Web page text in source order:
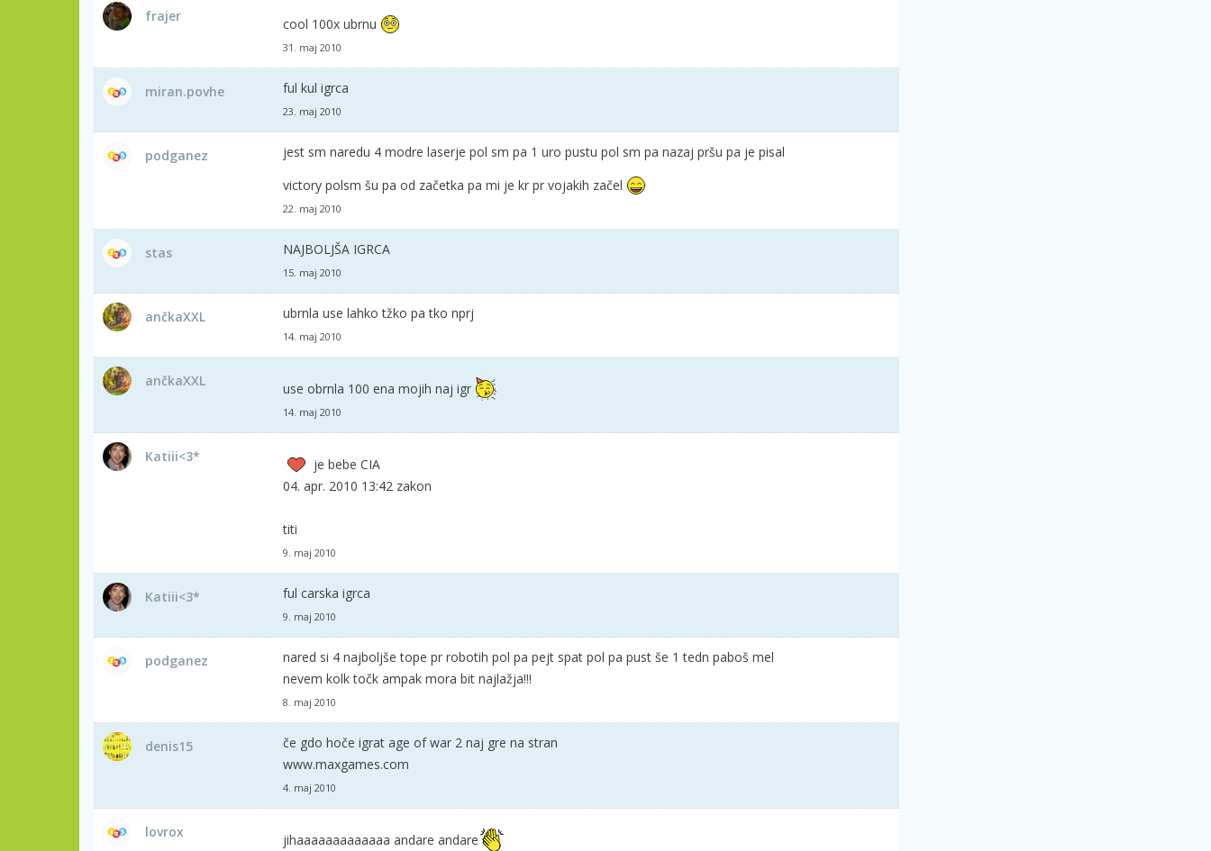
frajer cool 100x ubrnu
31. maj 2010
miran.povhe ful kul igrca
23. maj 2010
podganez
jest sm naredu 4 modre laserje pol sm pa 1 uro pustu pol sm pa nazaj pršu pa je pisal
victory polsm šu pa od začetka pa mi je kr pr vojakih začel
22. maj 2010
stas NAJBOLJŠA IGRCA
15. maj 2010
ančkaXXL ubrnla use lahko tžko pa tko nprj
14. maj 2010
ančkaXXL use obrnla 100 ena mojih naj igr
14. maj 2010
Katiii<3*
je bebe CIA
04. apr. 2010 13:42 zakon
titi
9. maj 2010
Katiii<3* ful carska igrca
9. maj 2010
podganez
nared si 4 najboljše tope pr robotih pol pa pejt spat pol pa pust še 1 tedn paboš mel
nevem kolk točk ampak mora bit najlažja!!!
8. maj 2010
denis15
če gdo hoče igrat age of war 2 naj gre na stran
www.maxgames.com
4. maj 2010
lovrox jihaaaaaaaaaaaaa andare andare